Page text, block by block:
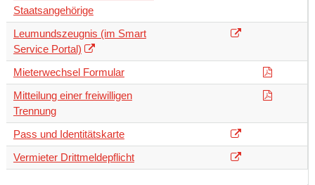
Staatsangehörige
Leumundszeugnis (im Smart
Service Portal)
Mieterwechsel Formular
Mitteilung einer freiwilligen
Trennung
Pass und Identitätskarte
Vermieter Drittmeldepflicht